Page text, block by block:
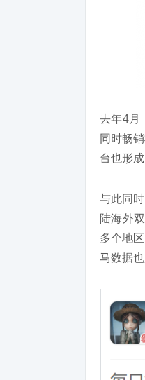
去年4月
同时畅
台也形
与此同
陆海外
多个地
马数据